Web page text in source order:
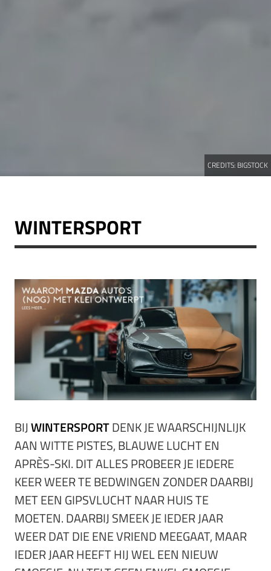
CREDITS: BIGSTOCK
WINTERSPORT
BIJWINTERSPORTDENK JE WAARSCHIJNLIJK
AAN WITTE PISTES, BLAUWE LUCHT EN
APRÈS-SKI. DIT ALLES PROBEER JE IEDERE
KEER WEER TE BEDWINGEN ZONDER DAARBIJ
MET EEN GIPSVLUCHT NAAR HUIS TE
MOETEN. DAARBIJ SMEEK JE IEDER JAAR
WEER DAT DIE ENE VRIEND MEEGAAT, MAAR
IEDER JAAR HEEFT HIJ WEL EEN NIEUW